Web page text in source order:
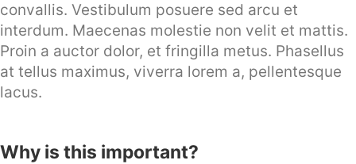
convallis. Vestibulum posuere sed arcu et
interdum. Maecenas molestie non velit et mattis.
Proin a auctor dolor, et fringilla metus. Phasellus
at tellus maximus, viverra lorem a, pellentesque
lacus.
Why is this important?